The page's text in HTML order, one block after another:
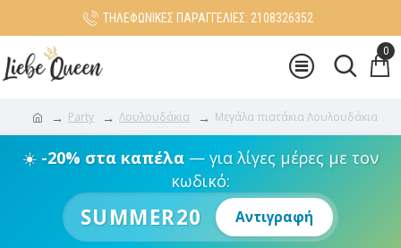
ΤΗΛΕΦΩΝΙΚΕΣ ΠΑΡΑΓΓΕΛΙΕΣ: 2108326352
0
Party Λουλουδάκια Μεγάλα πιατάκια Λουλουδάκια
☀️ -20% στα καπέλα— για λίγες μέρες με τον
κωδικό:
SUMMER20 Αντιγραφή